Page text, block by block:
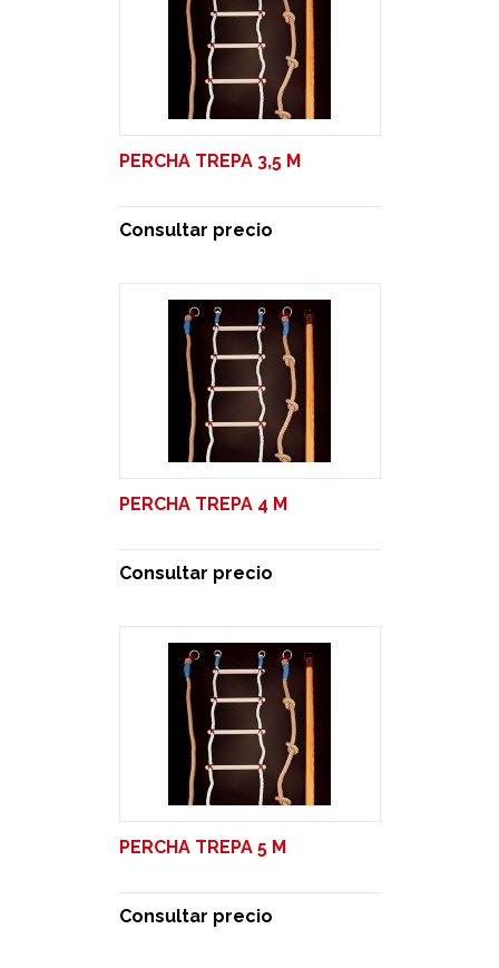
PERCHA TREPA 3,5 M
Consultar precio
PERCHA TREPA 4 M
Consultar precio
PERCHA TREPA 5 M
Consultar precio